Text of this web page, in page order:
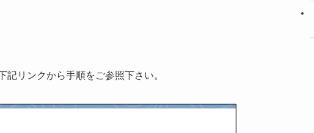
リンクから手順をご参照下さい。